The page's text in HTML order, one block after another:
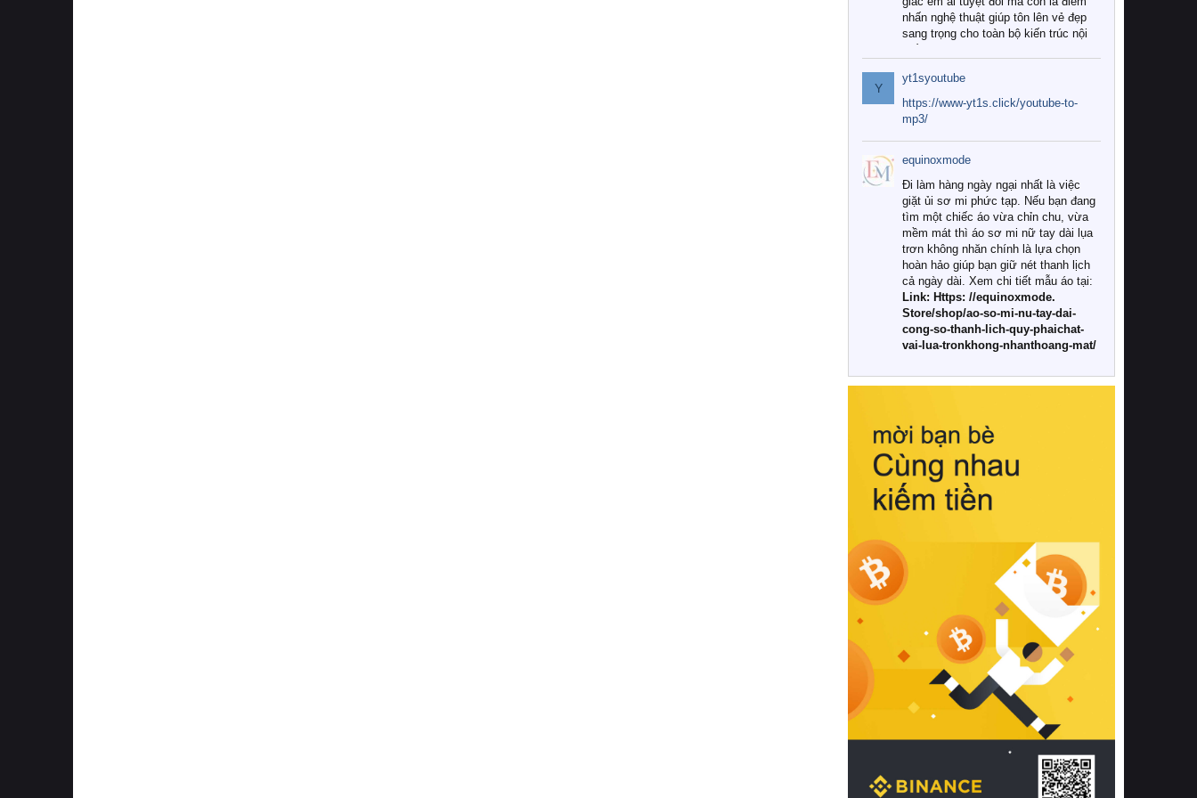
nhấn nghệ thuật giúp tôn lên vẻ đẹp
sang trọng cho toàn bộ kiến trúc nội
Tuy nhiên, giữa thị trường đa dạng
với vô vàn thương hiệu và mẫu mã
như hiện nay, làm thế nào để chọn
được những bộ chăn ga gối đệm cao
cấp thực sự chất lượng, phù hợp với
khí hậu và nhu cầu sử dụng của gia
đình? Hãy cùng chúng tôi đi tìm lời
giải đáp chi tiết qua bài viết dưới đây.
1. Tại sao các gia đình hiện đại lại ưa
chuộng chăn ga gối đệm cao cấp?
Khác với các dòng sản phẩm thông
thường, những bộ chăn ga gối đệm
cao cấp trải qua quy trình sản xuất
nghiêm ngặt từ khâu chọn lọc nguyên
liệu tự nhiên đến công nghệ dệt
nhuộm hiện đại không chứa hóa chất
này, bạn sẽ cảm nhận rõ rệt sự khác
hồi chuẩn xác của phần đệm nâng đỡ
cột sống.
Bên cạnh đó, việc lựa chọn các dòng
sản phẩm đạt chuẩn chất lượng quốc
tế còn giúp ngăn ngừa tình trạng kích
khuẩn và nấm mốc trong điều kiện
thời tiết nóng ẩm. Bạn có thể tìm hiểu
thêm các nghiên cứu khoa học về tác
động của giấc ngủ và môi trường
phòng ngủ đối với sức khỏe con
người tại Sleep Foundation (External
Link) để có cái nhìn toàn diện hơn.
2. Các tiêu chí vàng khi lựa chọn
chăn ga gối đệm cao cấp cho phòng
ngủ
Để sở hữu một bộ chăn ga gối đệm
cao cấp hoàn hảo cả về thẩm mỹ lẫn
công năng, người tiêu dùng cần cân
nhắc kỹ lưỡng các tiêu chí quan trọng
Y
yt1syoutube
https://www-yt1s.click/youtube-to-
mp3/
equinoxmode
Đi làm hàng ngày ngại nhất là việc
giặt ủi sơ mi phức tạp. Nếu bạn đang
tìm một chiếc áo vừa chỉn chu, vừa
mềm mát thì áo sơ mi nữ tay dài lụa
trơn không nhăn chính là lựa chọn
hoàn hảo giúp bạn giữ nét thanh lịch
cả ngày dài. Xem chi tiết mẫu áo tại:
Link: Https: //equinoxmode.
Store/shop/ao-so-mi-nu-tay-dai-
cong-so-thanh-lich-quy-phaichat-
vai-lua-tronkhong-nhanthoang-mat/